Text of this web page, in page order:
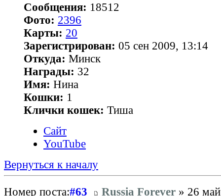
Сообщения: 18512
Фото: 2396
Карты: 20
Зарегистрирован: 05 сен 2009, 13:14
Откуда: Минск
Награды: 32
Имя: Нина
Кошки: 1
Клички кошек: Тиша
Сайт
YouTube
Вернуться к началу
Номер поста:#63 Russia Forever » 26